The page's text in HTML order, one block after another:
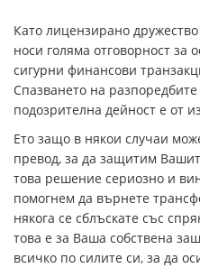
Като лицензирано
носи голяма отговорност за
сигурни финансови
Спазването на
подозрителна дейност е от
Ето защо в някои случаи
превод, за да защитим
това решение сериозно и
помогнем да върнете
някога се сблъскате със
това е за Ваша собствена
всичко по силите си, за да